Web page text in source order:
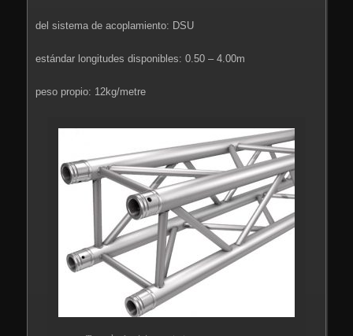
del sistema de acoplamiento: DSU
estándar longitudes disponibles: 0.50 – 4.00m
peso propio: 12kg/metre